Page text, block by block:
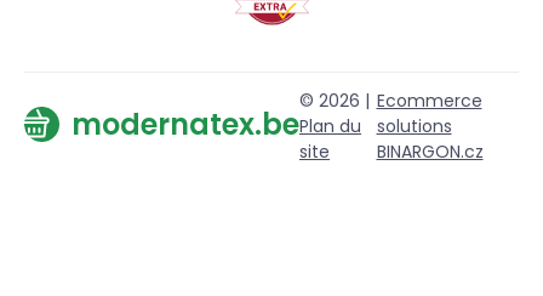
modernatex.be
© 2026 |
Plan du
site
Ecommerce
solutions
BINARGON.cz